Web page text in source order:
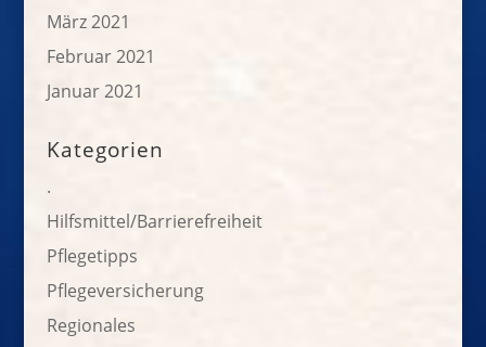
März 2021
Februar 2021
Januar 2021
Kategorien
.
Hilfsmittel/Barrierefreiheit
Pflegetipps
Pflegeversicherung
Regionales